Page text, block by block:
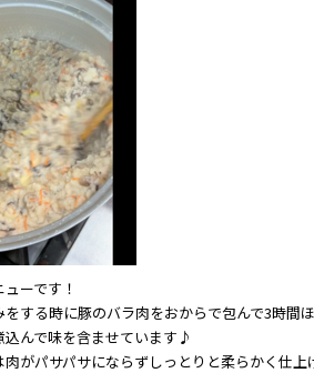
ーです！
する時に豚のバラ肉をおからで包んで3時間ほ
込んで味を含ませています♪
肉がパサパサにならずしっとりと柔らかく仕